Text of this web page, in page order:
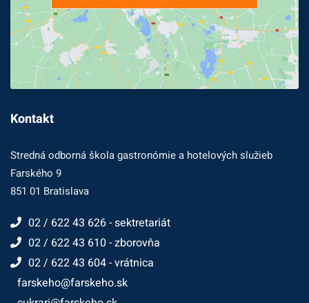
Kontakt
Stredná odborná škola gastronómie a hotelových služieb
Farského 9
851 01 Bratislava
02 / 622 43 626 - sektretariát
02 / 622 43 610 - zborovňa
02 / 622 43 604 - vrátnica
farskeho@farskeho.sk